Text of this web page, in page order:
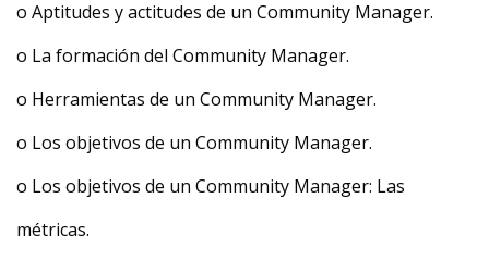
o Aptitudes y actitudes de un Community Manager.
o La formación del Community Manager.
o Herramientas de un Community Manager.
o Los objetivos de un Community Manager.
o Los objetivos de un Community Manager: Las
métricas.